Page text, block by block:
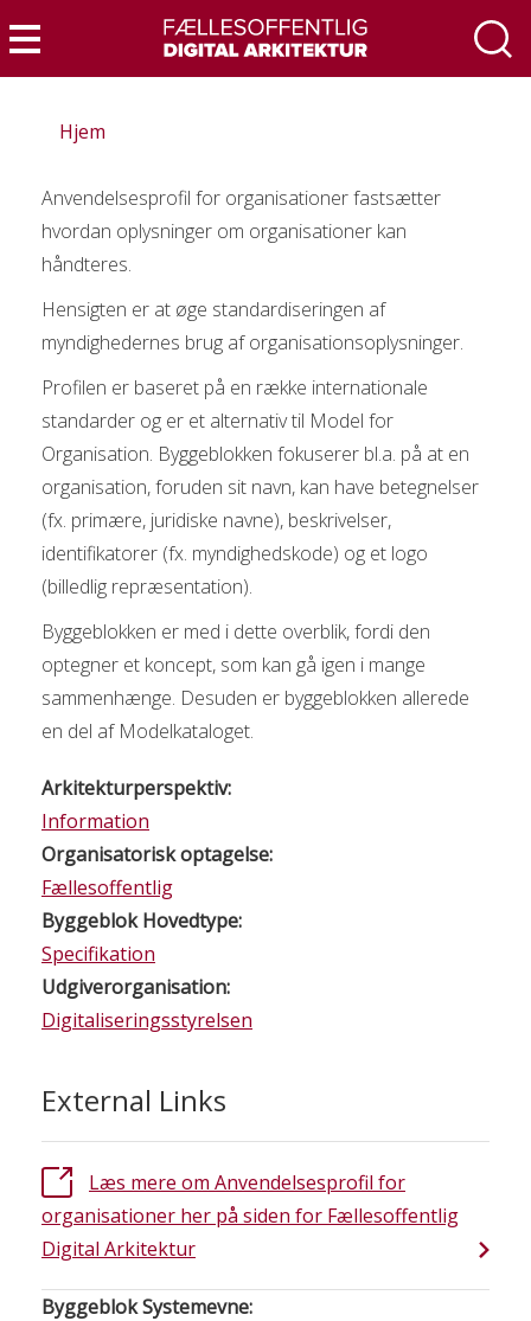
til
hovedindhold
Menu
Hjem
Anvendelsesprofil for organisationer fastsætter
hvordan oplysninger om organisationer kan
håndteres.
Hensigten er at øge standardiseringen af
myndighedernes brug af organisationsoplysninger.
Profilen er baseret på en række internationale
standarder og er et alternativ til Model for
Organisation. Byggeblokken fokuserer bl.a. på at en
organisation, foruden sit navn, kan have betegnelser
(fx. primære, juridiske navne), beskrivelser,
identifikatorer (fx. myndighedskode) og et logo
(billedlig repræsentation).
Byggeblokken er med i dette overblik, fordi den
optegner et koncept, som kan gå igen i mange
sammenhænge. Desuden er byggeblokken allerede
en del af Modelkataloget.
Arkitekturperspektiv:
Information
Organisatorisk optagelse:
Fællesoffentlig
Byggeblok Hovedtype:
Specifikation
Udgiverorganisation:
Digitaliseringsstyrelsen
External Links
Læs mere om Anvendelsesprofil for
organisationer her på siden for Fællesoffentlig
Digital Arkitektur
Byggeblok Systemevne: